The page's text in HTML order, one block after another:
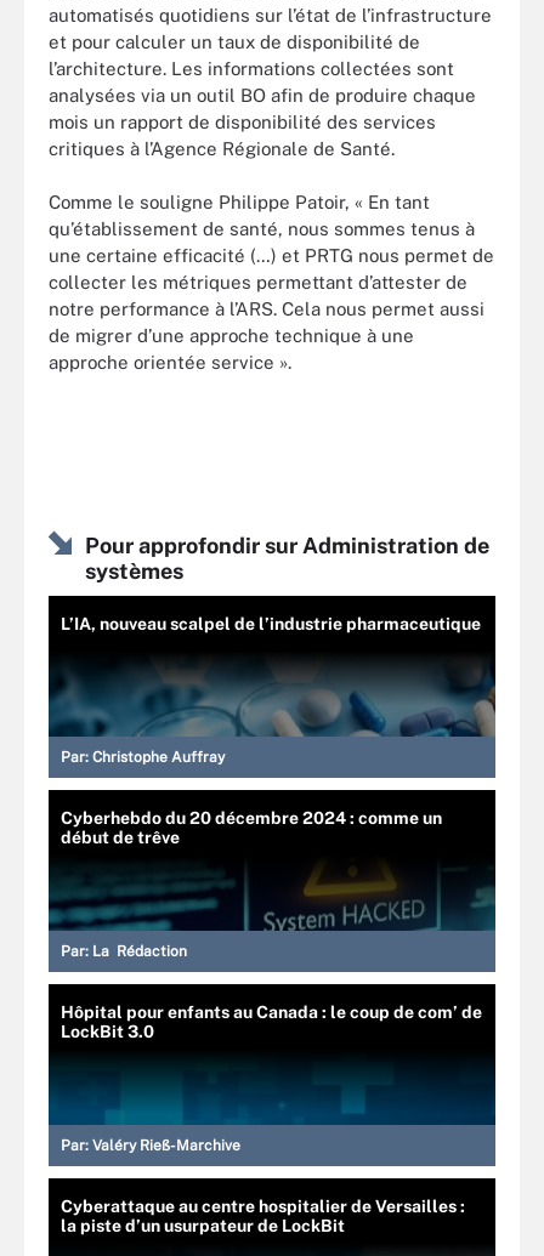
automatisés quotidiens sur l’état de l’infrastructure
et pour calculer un taux de disponibilité de
l’architecture. Les informations collectées sont
analysées via un outil BO afin de produire chaque
mois un rapport de disponibilité des services
critiques à l’Agence Régionale de Santé.
Comme le souligne Philippe Patoir, « En tant
qu’établissement de santé, nous sommes tenus à
une certaine efficacité (…) et PRTG nous permet de
collecter les métriques permettant d’attester de
notre performance à l’ARS. Cela nous permet aussi
de migrer d’une approche technique à une
approche orientée service ».
Pour approfondir sur Administration de
systèmes
L’IA, nouveau scalpel de l’industrie pharmaceutique
Par: Christophe Auffray
Cyberhebdo du 20 décembre 2024 : comme un
début de trêve
Par: La Rédaction
Hôpital pour enfants au Canada : le coup de com’ de
LockBit 3.0
Par: Valéry Rieß-Marchive
Cyberattaque au centre hospitalier de Versailles :
la piste d’un usurpateur de LockBit